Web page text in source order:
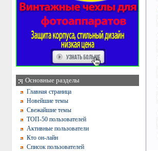
Основные разделы
Главная страница
Новейшие темы
Свежайшие темы
ТОП-50 пользователей
Активные пользователи
Кто он-лайн
Список пользователей